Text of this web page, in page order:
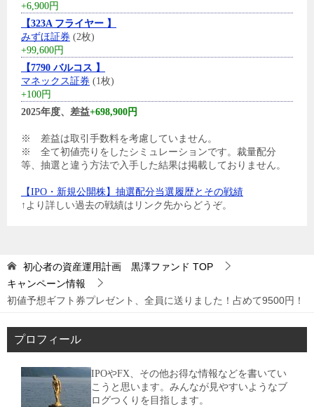
+6,900円
【323A フライヤー 】
みずほ証券 (2枚)
+99,600円
【7790 バルコス 】
マネックス証券 (1枚)
+100円
2025年度、差益+698,900円
※ 差益は取引手数料を考慮していません。
※ 全て初値売りをしたシミュレーションです。裁量配分
等、抽選と違う方法で入手した結果は掲載しておりません。
【IPO・新規公開株】抽選配分当選履歴とその戦績
↑より詳しい過去の戦績はリンク先からどうぞ。
初心者の資産運用計画 黒澤ファンド TOP
キャンペーン情報
初値予想ギフト券プレゼント、全員に送りました！占めて9500円！
プロフィール
IPOやFX、その他お得な情報などを書いてい
こうと思います。みんなが見やすいようなブ
ログつくりを目指します。